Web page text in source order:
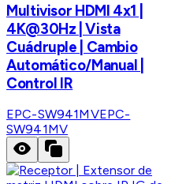
Multivisor HDMI 4x1 |
4K@30Hz | Vista
Cuádruple | Cambio
Automático/Manual |
Control IR
EPC-SW941MVEPC-
SW941MV